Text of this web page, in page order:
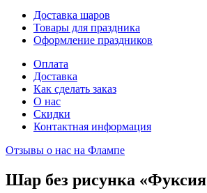
Доставка шаров
Товары для праздника
Оформление праздников
Оплата
Доставка
Как сделать заказ
О нас
Скидки
Контактная информация
Отзывы о нас на Флампе
Шар без рисунка